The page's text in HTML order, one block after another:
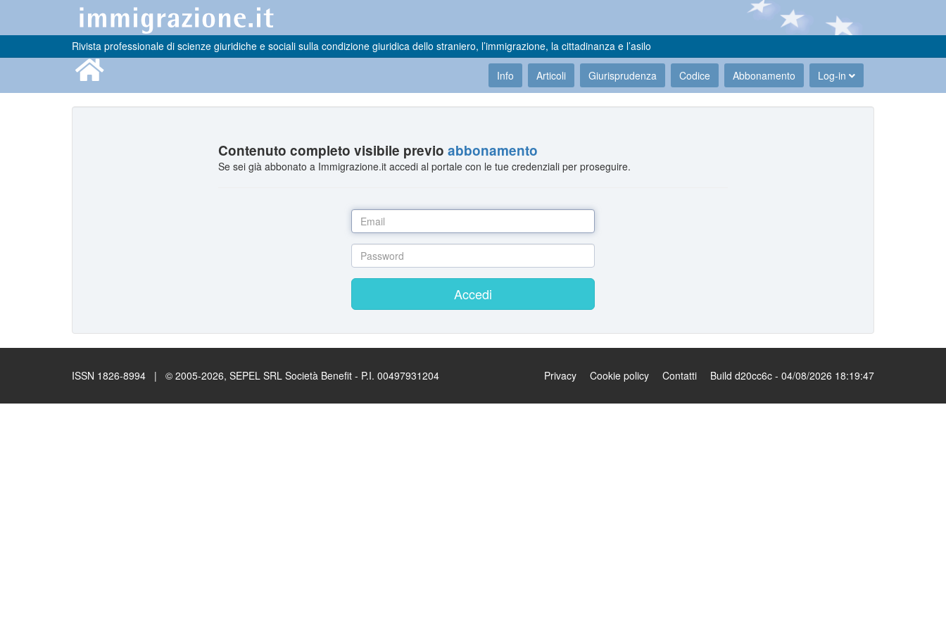
Rivista professionale di scienze giuridiche e sociali sulla condizione giuridica dello straniero, l’immigrazione, la cittadinanza e l’asilo
Info Articoli Giurisprudenza Codice Abbonamento Log-in
Contenuto completo visibile previoabbonamento
Se sei già abbonato a Immigrazione.it accedi al portale con le tue credenziali per proseguire.
Accedi
ISSN 1826-8994 | © 2005-2026, SEPEL SRL Società Benefit - P.I. 00497931204 Privacy Cookie policy Contatti Build d20cc6c - 04/08/2026 18:19:47